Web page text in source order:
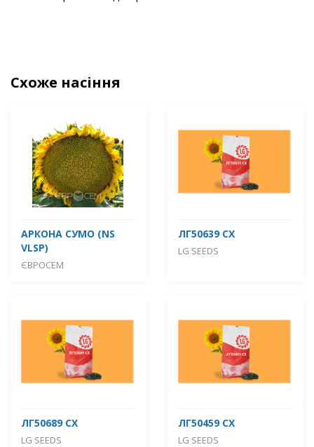
Схоже насіння
АРКОНА СУМО (NS
VLSP)
ЄВРОСЕМ
ЛГ50639 СХ
LG SEEDS
ЛГ50689 СХ
LG SEEDS
ЛГ50459 СХ
LG SEEDS